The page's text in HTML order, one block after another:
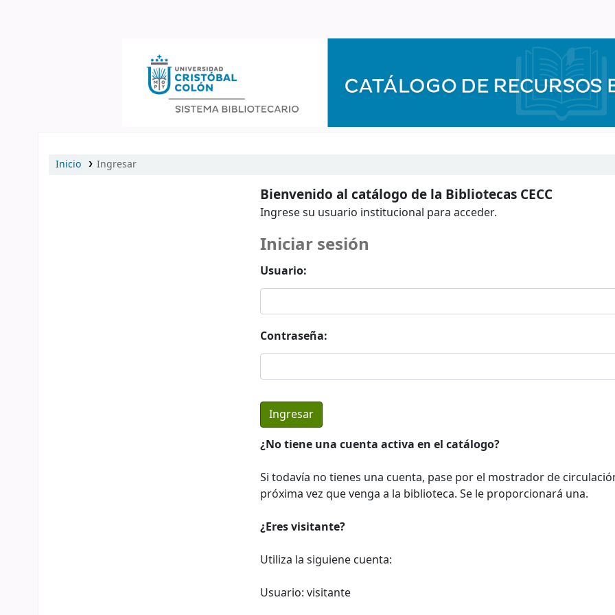
Inicio Ingresar
Bienvenido al catálogo de la Bibliotecas CECC
Ingrese su usuario institucional para acceder.
Iniciar sesión
Usuario:
Contraseña:
¿No tiene una cuenta activa en el catálogo?
Si todavía no tienes una cuenta, pase por el mostrador de
próxima vez que venga a la biblioteca. Se le proporcionará una.
¿Eres visitante?
Utiliza la siguiene cuenta:
Usuario: visitante